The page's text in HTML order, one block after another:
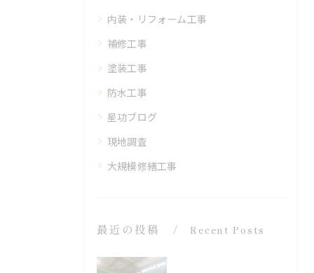
内装・リフォーム工事
補修工事
塗装工事
防水工事
星功ブログ
現地調査
大規模修繕工事
最近の投稿 Recent Posts